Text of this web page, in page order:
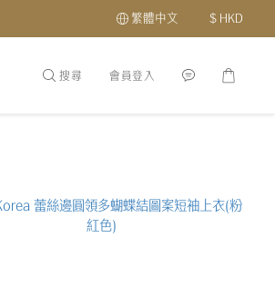
繁體中文 $ HKD
關於我們 分店地址
搜尋 會員登入